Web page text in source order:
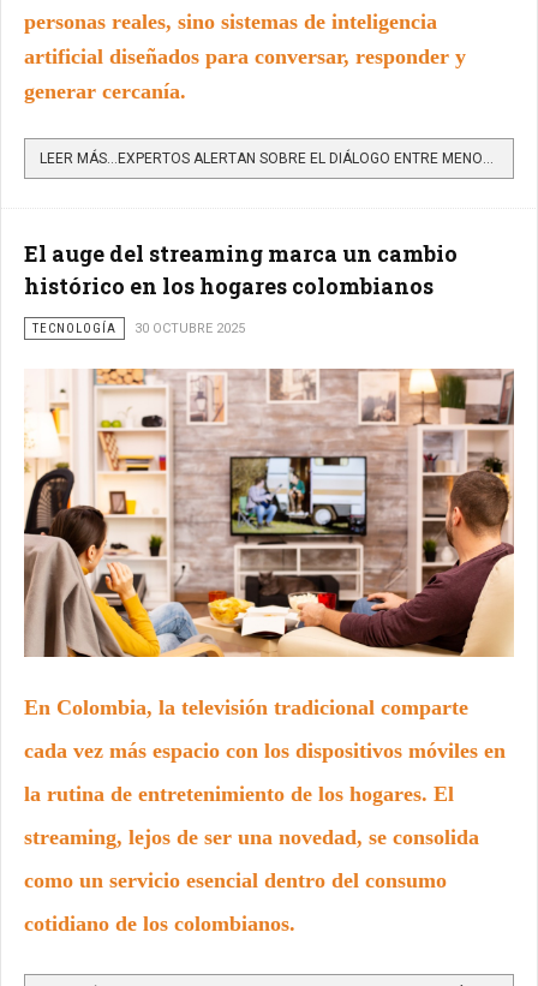
personas reales, sino sistemas de inteligencia
artificial diseñados para conversar, responder y
generar cercanía.
LEER MÁS…EXPERTOS ALERTAN SOBRE EL DIÁLOGO ENTRE MENORES Y SISTEMAS DE INTELIGENCIA ARTIFICIAL SIN...
El auge del streaming marca un cambio
histórico en los hogares colombianos
TECNOLOGÍA 30 OCTUBRE 2025
En Colombia, la televisión tradicional comparte
cada vez más espacio con los dispositivos móviles en
la rutina de entretenimiento de los hogares. El
streaming, lejos de ser una novedad, se consolida
como un servicio esencial dentro del consumo
cotidiano de los colombianos.